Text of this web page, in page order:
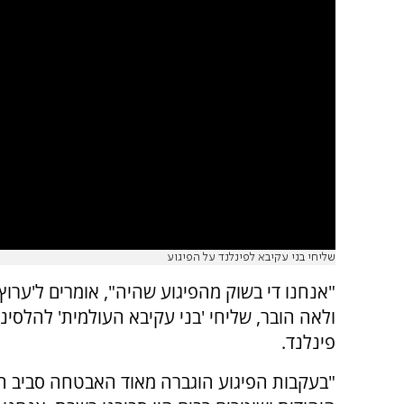
שליחי בני עקיבא לפינלנד על הפיגוע
ולאה הובר, שליחי 'בני עקיבא העולמית'
פינלנד.
"בעקבות הפיגוע הוגברה מאוד האבטחה סביב